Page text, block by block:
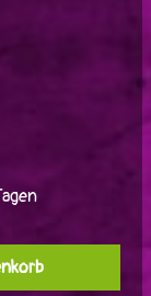
Wert